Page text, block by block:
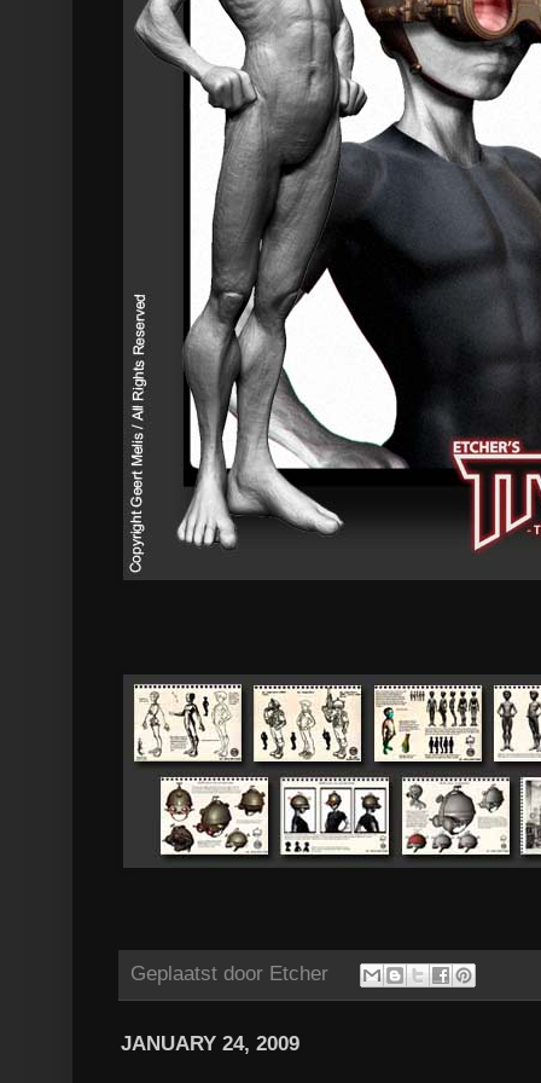
Geplaatst door Etcher
JANUARY 24, 2009